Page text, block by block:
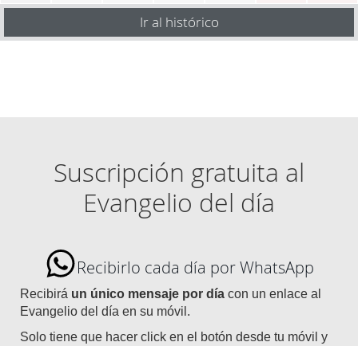
Ir al histórico
Suscripción gratuita al
Evangelio del día
Recibirlo cada día por WhatsApp
Recibirá un único mensaje por día con un enlace al
Evangelio del día en su móvil.
Solo tiene que hacer click en el botón desde tu móvil y